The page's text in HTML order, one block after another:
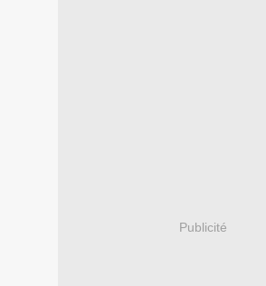
Publicité